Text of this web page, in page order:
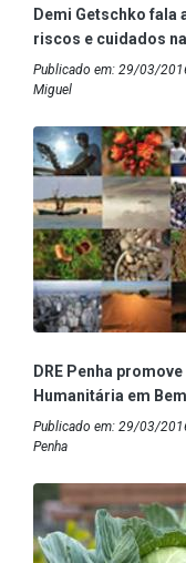
Demi Getschko fala
riscos e cuidados
Publicado em: 29/03/
Miguel
DRE Penha
Humanitária em
Publicado em: 29/03/
Penha